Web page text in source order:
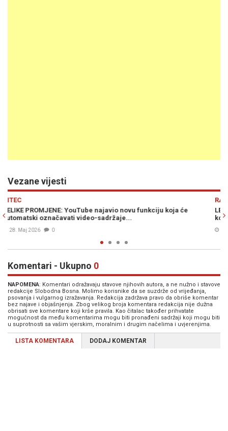
Vezane vijesti
LEGO KOCKE KAO INSPIRACIJA: YouTube uklanja proiranski
koji producira anti-Trampovske video snimke
13. Apr. 2026
Komentari - Ukupno 0
NAPOMENA: Komentari odražavaju stavove njihovih autora, a ne nužno i stavove
redakcije Slobodna Bosna. Molimo korisnike da se suzdrže od vrijeđanja,
psovanja i vulgarnog izražavanja. Redakcija zadržava pravo da obriše komentar
bez najave i objašnjenja. Zbog velikog broja komentara redakcija nije dužna
obrisati sve komentare koji krše pravila. Kao čitalac također prihvatate
mogućnost da među komentarima mogu biti pronađeni sadržaji koji mogu biti
u suprotnosti sa vašim vjerskim, moralnim i drugim načelima i uvjerenjima.
LISTA KOMENTARA DODAJ KOMENTAR